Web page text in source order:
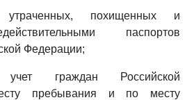
похищенных и
паспортов
Федерации;
учет граждан Российской
пребывания и по месту